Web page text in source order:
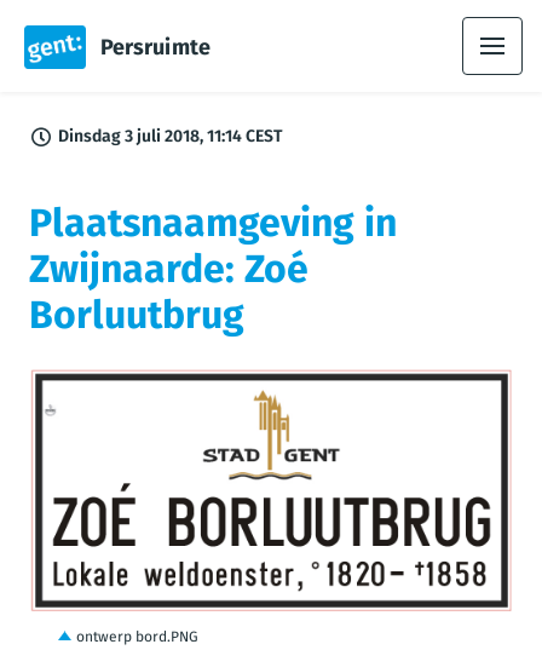
Persruimte
Dinsdag 3 juli 2018, 11:14 CEST
Plaatsnaamgeving in
Zwijnaarde: Zoé
Borluutbrug
PNG
ontwerp bord.PNG